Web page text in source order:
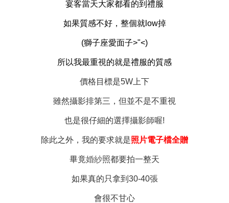
宴客當天大家都看的到 禮服
如果質感不好，整個就low掉
(獅子座愛面子>"<)
所以我最重視的就是禮服的質感
價格目標是5W上下
雖然攝影排第三，但並不是不重視
也是很仔細的選擇攝影師喔!
除此之外，我的要求就是照片電子檔全贈
畢竟婚紗照都要拍一整天
如果真的只拿到30-40張
會很不甘心